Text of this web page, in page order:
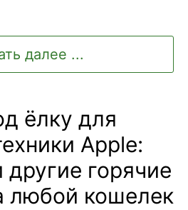
далее ...
ёлку для
Apple:
другие горячие
любой кошелек